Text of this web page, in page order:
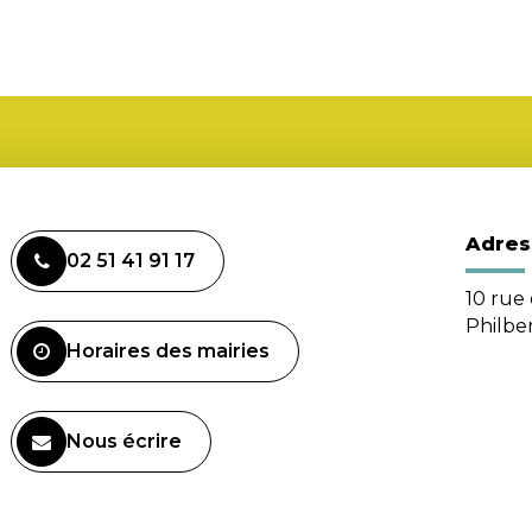
02 51 41 91 17
Horaires des mairies
Nous écrire
10 rue